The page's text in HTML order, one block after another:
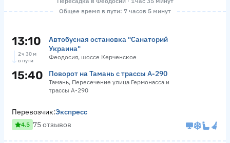
Общее время в пути: 7 часов 5 минут
13:10
Автобусная остановка "Санаторий
Украина"
Феодосия, шоссе Керченское
2 ч 30 м
в пути
15:40 Поворот на Тамань с трассы А-290
Тамань, Пересечение улица Гермонасса и
трассы А-290
Перевозчик:Экспресс
4.5 75 отзывов